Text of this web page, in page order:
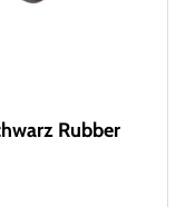
Rubber